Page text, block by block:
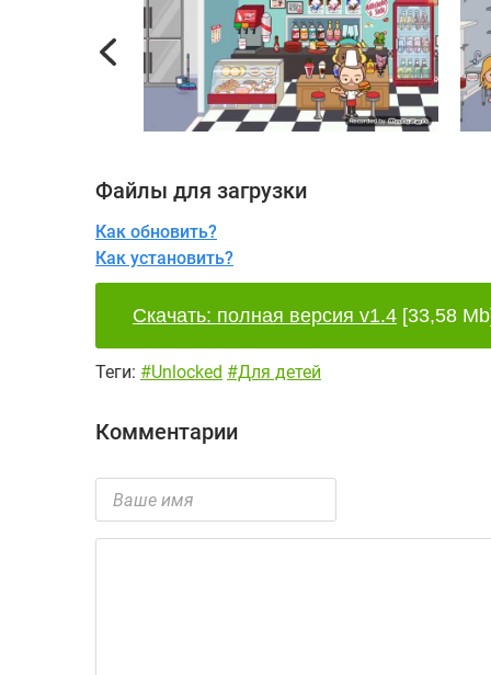
Previous
Файлы для загрузки
Как обновить?
Как установить?
Скачать: полная версия v1.4 [33,58
Теги: #Unlocked #Для детей
Комментарии